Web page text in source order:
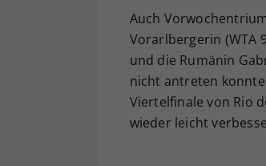
Auch
Vorarlbergerin (WTA
und die Rumänin
nicht antreten
Viertelfinale von Rio
wieder leicht